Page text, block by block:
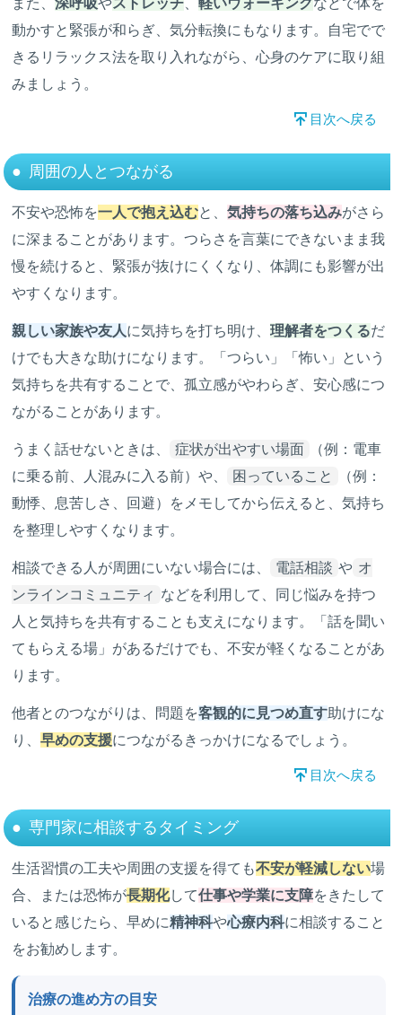
また、深呼吸やストレッチ 、軽いウォーキングなどで体を
動かすと緊張が和らぎ、気分転換にもなります。自宅でで
きるリラックス法を取り入れながら、心身のケアに取り組
みましょう。
目次へ戻る
周囲の人とつながる
不安や恐怖を一人で抱え込むと、気持ちの落ち込みがさら
に深まることがあります。つらさを言葉にできないまま我
慢を続けると、緊張が抜けにくくなり、体調にも影響が出
やすくなります。
親しい家族や友人に気持ちを打ち明け、理解者をつくるだ
けでも大きな助けになります。「つらい」「怖い」という
気持ちを共有することで、孤立感がやわらぎ、安心感につ
ながることがあります。
うまく話せないときは、 症状が出やすい場面
（例：電車
に乗る前、人混みに入る前）や、
困っていること
（例：
動悸、息苦しさ、回避）をメモしてから伝えると、気持ち
を整理しやすくなります。
相談できる人が周囲にいない場合には、 電話相談 や オ
ンラインコミュニティ などを利用して、同じ悩みを持つ
人と気持ちを共有することも支えになります。「話を聞い
てもらえる場」があるだけでも、不安が軽くなることがあ
ります。
他者とのつながりは、問題を客観的に見つめ直す助けにな
り、早めの支援につながるきっかけになるでしょう。
目次へ戻る
専門家に相談するタイミング
生活習慣の工夫や周囲の支援を得ても不安が軽減しない場
合、または恐怖が長期化して仕事や学業に支障をきたして
いると感じたら、早めに精神科や心療内科に相談すること
をお勧めします。
治療の進め方の目安